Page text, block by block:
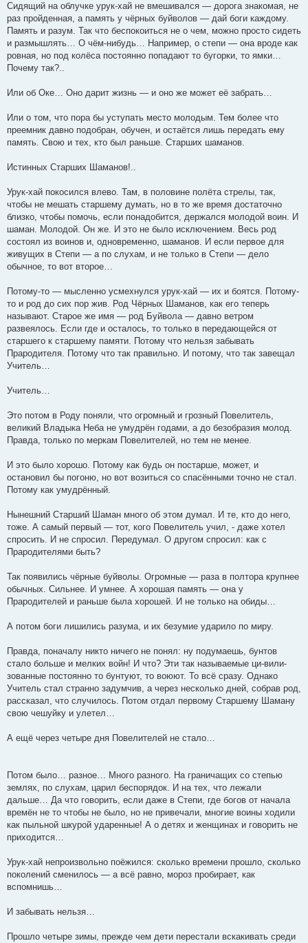
Сидящий на облучке урук-хай не вмешивался — дорога знакомая, не
раз пройденная, а память у чёрных буйволов — дай боги каждому.
Память и разум. Так что беспокоиться не о чем, можно просто сидеть
и размышлять… О чём-нибудь… Например, о степи — она вроде как
ровная, но под колёса постоянно попадают то бугорки, то ямки…
Почему так?..
Или об Оке… Оно дарит жизнь — и оно же может её забрать…
Или о том, что пора бы уступать место молодым. Тем более что
преемник давно подобран, обучен, и остаётся лишь передать ему
память. Свою и тех, кто был раньше. Старших шаманов.
Истинных Старших Шаманов!..
Урук-хай покосился влево. Там, в половине полёта стрелы, так,
чтобы не мешать старшему думать, но в то же время достаточно
близко, чтобы помочь, если понадобится, держался молодой воин. И
шаман. Молодой. Он же. И это не было исключением. Весь род
состоял из воинов и, одновременно, шаманов. И если первое для
живущих в Степи — а по слухам, и не только в Степи — дело
обычное, то вот второе…
Потому-то — мысленно усмехнулся урук-хай — их и боятся. Потому-
то и род до сих пор жив. Род Чёрных Шаманов, как его теперь
называют. Старое же имя — род Буйвола — давно ветром
развеялось. Если где и осталось, то только в передающейся от
старшего к старшему памяти. Потому что нельзя забывать
Прародителя. Потому что так правильно. И потому, что так завещал
Учитель…
Учитель…
Это потом в Роду поняли, что огромный и грозный Повелитель,
великий Владыка Неба не умудрён годами, а до безобразия молод.
Правда, только по меркам Повелителей, но тем не менее.
И это было хорошо. Потому как будь он постарше, может, и
остановил бы погоню, но вот возиться со спасёнными точно не стал.
Потому как умудрённый.
Нынешний Старший Шаман много об этом думал. И те, кто до него,
тоже. А самый первый — тот, кого Повелитель учил, - даже хотел
спросить. И не спросил. Передумал. О другом спросил: как с
Прародителями быть?
Так появились чёрные буйволы. Огромные — раза в полтора крупнее
обычных. Сильнее. И умнее. А хорошая память — она у
Прародителей и раньше была хорошей. И не только на обиды…
А потом боги лишились разума, и их безумие ударило по миру.
Правда, поначалу никто ничего не понял: ну подумаешь, бунтов
стало больше и мелких войн! И что? Эти так называемые ци-вили-
зованные постоянно то бунтуют, то воюют. То всё сразу. Однако
Учитель стал странно задумчив, а через несколько дней, собрав род,
рассказал, что случилось. Потом отдал первому Старшему Шаману
свою чешуйку и улетел…
А ещё через четыре дня Повелителей не стало…
Потом было… разное… Много разного. На граничащих со степью
землях, по слухам, царил беспорядок. И на тех, что лежали
дальше… Да что говорить, если даже в Степи, где богов от начала
времён не то чтобы не было, но не привечали, многие воины ходили
как пыльной шкурой ударенные! А о детях и женщинах и говорить не
приходится…
Урук-хай непроизвольно поёжился: сколько времени прошло, сколько
поколений сменилось — а всё равно, мороз пробирает, как
вспомнишь…
И забывать нельзя…
Прошло четыре зимы, прежде чем дети перестали вскакивать среди